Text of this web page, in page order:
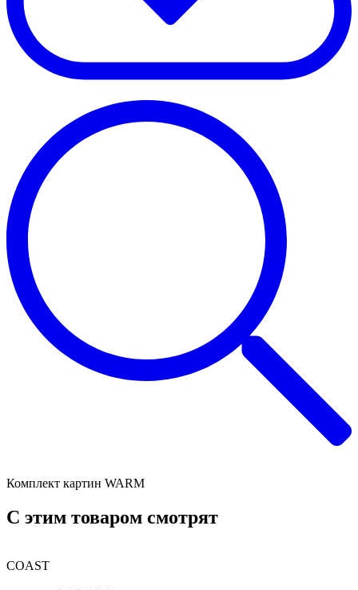
Комплект картин WARM
C этим товаром смотрят
COAST